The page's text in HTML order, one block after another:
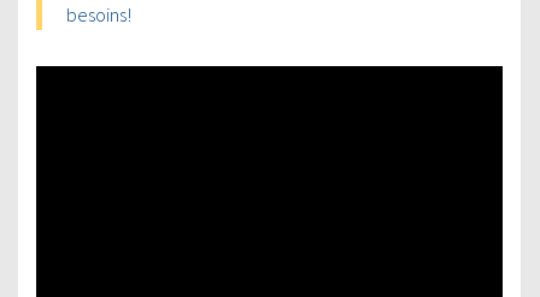
besoins!